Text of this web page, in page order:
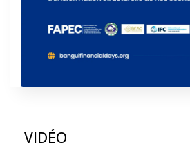
VIDÉO